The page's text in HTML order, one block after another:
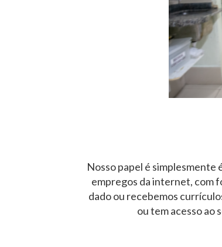
Nosso papel é
empregos da internet, com
dado ou recebemos
ou tem acesso ao